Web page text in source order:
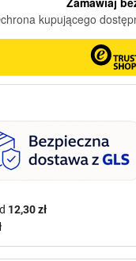
12,30 zł